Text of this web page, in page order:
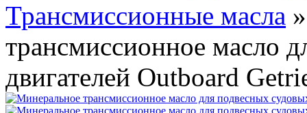
Трансмиссионные масла
трансмиссионное масло
двигателей Outboard